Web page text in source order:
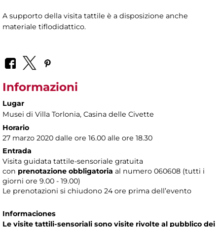
A supporto della visita tattile è a disposizione anche
materiale tiflodidattico.
Informazioni
Lugar
Musei di Villa Torlonia, Casina delle Civette
Horario
27 marzo 2020 dalle ore 16.00 alle ore 18.30
Entrada
Visita guidata tattile-sensoriale gratuita
con prenotazione obbligatoria al numero 060608 (tutti i
giorni ore 9.00 - 19.00)
Le prenotazioni si chiudono 24 ore prima dell’evento
Informaciones
Le visite tattili-sensoriali sono visite rivolte al pubblico dei